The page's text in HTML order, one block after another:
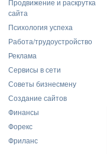
Продвижение и раскрутка
сайта
Психология успеха
Работа/трудоустройство
Реклама
Сервисы в сети
Советы бизнесмену
Создание сайтов
Финансы
Форекс
Фриланс